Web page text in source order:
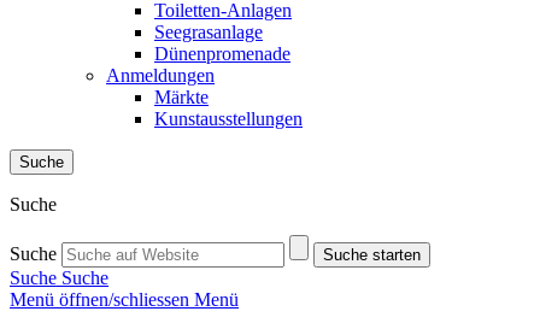
Toiletten-Anlagen
Seegrasanlage
Dünenpromenade
Anmeldungen
Märkte
Kunstausstellungen
Suche
Suche
Suche Suche starten
Suche Suche
Menü öffnen/schliessen Menü